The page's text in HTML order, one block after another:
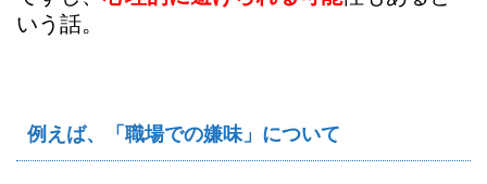
いう話。
例えば、「職場での嫌味」について